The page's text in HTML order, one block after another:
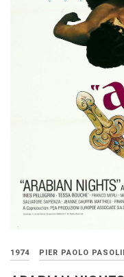
1974 PIER PAOLO